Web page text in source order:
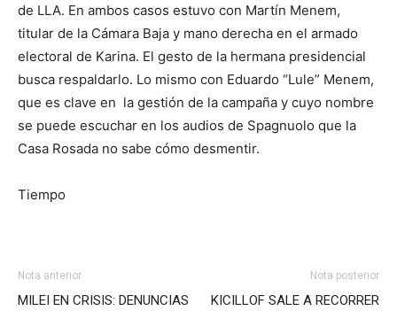
de LLA. En ambos casos estuvo con Martín Menem,
titular de la Cámara Baja y mano derecha en el armado
electoral de Karina. El gesto de la hermana presidencial
busca respaldarlo. Lo mismo con Eduardo “Lule” Menem,
que es clave en la gestión de la campaña y cuyo nombre
se puede escuchar en los audios de Spagnuolo que la
Casa Rosada no sabe cómo desmentir.
Tiempo
Nota anterior
MILEI EN CRISIS: DENUNCIAS
Nota posterior
KICILLOF SALE A RECORRER